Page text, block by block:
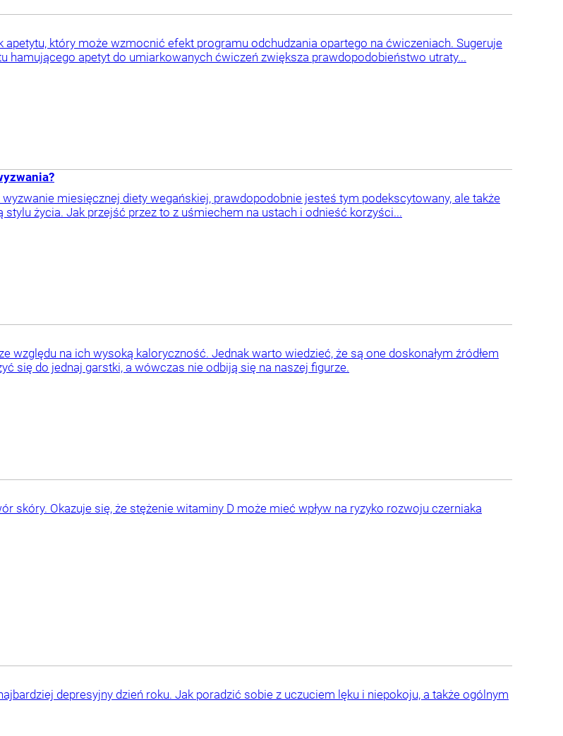
apetytu, który może wzmocnić efekt programu odchudzania opartego na ćwiczeniach. Sugeruje
hamującego apetyt do umiarkowanych ćwiczeń zwiększa prawdopodobieństwo utraty...
miesięcznej diety wegańskiej, prawdopodobnie jesteś tym podekscytowany, ale także
życia. Jak przejść przez to z uśmiechem na ustach i odnieść korzyści...
względu na ich wysoką kaloryczność. Jednak warto wiedzieć, że są one doskonałym źródłem
się do jednaj garstki, a wówczas nie odbiją się na naszej figurze.
skóry. Okazuje się, że stężenie witaminy D może mieć wpływ na ryzyko rozwoju czerniaka
depresyjny dzień roku. Jak poradzić sobie z uczuciem lęku i niepokoju, a także ogólnym